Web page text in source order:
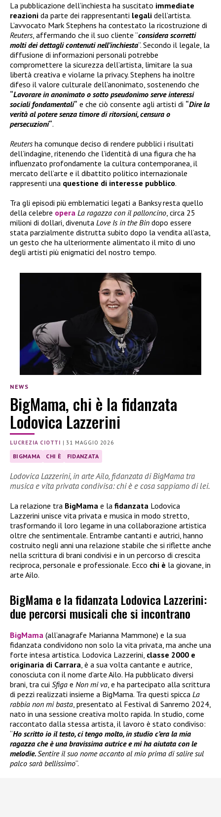
La pubblicazione dell’inchiesta ha suscitato immediate
reazioni da parte dei rappresentanti legali dell’artista.
L’avvocato Mark Stephens ha contestato la ricostruzione di
Reuters, affermando che il suo cliente “considera scorretti
molti dei dettagli contenuti nell’inchiesta“. Secondo il legale, la
diffusione di informazioni personali potrebbe
compromettere la sicurezza dell’artista, limitare la sua
libertà creativa e violarne la privacy. Stephens ha inoltre
difeso il valore culturale dell’anonimato, sostenendo che
“Lavorare in anonimato o sotto pseudonimo serve interessi
sociali fondamentali“ e che ciò consente agli artisti di “Dire la
verità al potere senza timore di ritorsioni, censura o
persecuzioni“.
Reutersha comunque deciso di rendere pubblici i risultati
dell’indagine, ritenendo che l’identità di una figura che ha
influenzato profondamente la cultura contemporanea, il
mercato dell’arte e il dibattito politico internazionale
rappresenti una questione di interesse pubblico.
Tra gli episodi più emblematici legati a Banksy resta quello
della celebre opera La ragazza con il palloncino, circa 25
milioni di dollari, divenuta Love Is in the Bin dopo essere
stata parzialmente distrutta subito dopo la vendita all’asta,
un gesto che ha ulteriormente alimentato il mito di uno
degli artisti più enigmatici del nostro tempo.
NEWS
BigMama, chi è la fidanzata
Lodovica Lazzerini
LUCREZIA CIOTTI |31 MAGGIO 2026
BIGMAMA CHI È FIDANZATA
Lodovica Lazzerini, in arte Ailo, fidanzata di BigMama tra
musica e vita privata condivisa: chi è e cosa sappiamo di lei.
La relazione tra BigMama e la fidanzata Lodovica
Lazzerini unisce vita privata e musica in modo stretto,
trasformando il loro legame in una collaborazione artistica
oltre che sentimentale. Entrambe cantanti e autrici, hanno
costruito negli anni una relazione stabile che si riflette anche
nella scrittura di brani condivisi e in un percorso di crescita
reciproca, personale e professionale. Ecco chi è la giovane, in
arte Ailo.
BigMama e la fidanzata Lodovica Lazzerini:
due percorsi musicali che si incontrano
BigMama (all’anagrafe Marianna Mammone) e la sua
fidanzata condividono non solo la vita privata, ma anche una
forte intesa artistica. Lodovica Lazzerini, classe 2000 e
originaria di Carrara , è a sua volta cantante e autrice,
conosciuta con il nome d’arte Ailo. Ha pubblicato diversi
brani, tra cui Sfiga e Non mi va , e ha partecipato alla scrittura
di pezzi realizzati insieme a BigMama. Tra questi spicca La
rabbia non mi basta , presentato al Festival di Sanremo 2024,
nato in una sessione creativa molto rapida. In studio, come
raccontato dalla stessa artista, il lavoro è stato condiviso:
“Ho scritto io il testo, ci tengo molto, in studio c’era la mia
ragazza che è una bravissima autrice e mi ha aiutata con le
melodie.Sentire il suo nome accanto al mio prima di salire sul
palco sarà bellissimo“.